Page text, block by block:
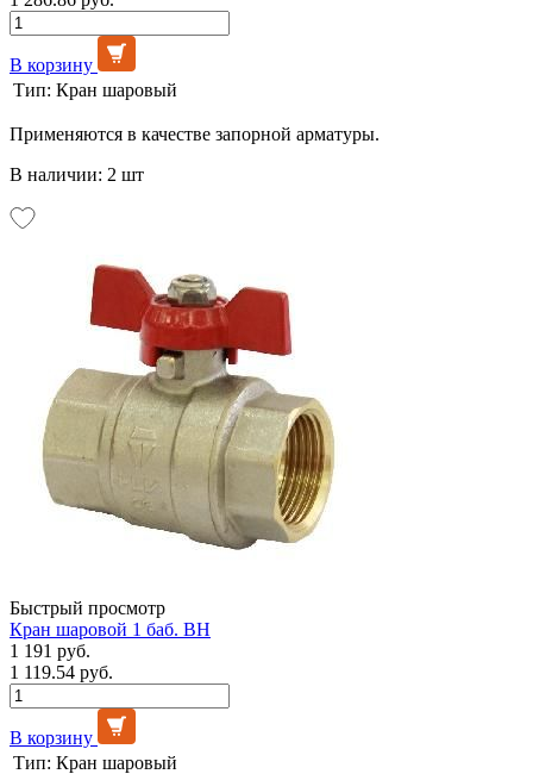
В корзину
Тип: Кран шаровый
Применяются в качестве запорной арматуры.
В наличии: 2 шт
Быстрый просмотр
Кран шаровой 1 баб. ВН
1 191 руб.
1 119.54 руб.
В корзину
Тип: Кран шаровый